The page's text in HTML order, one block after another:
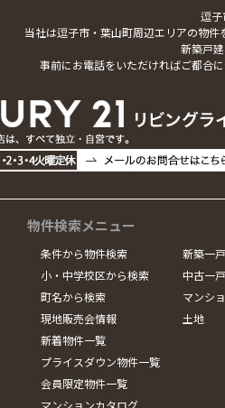
逗子
当社は逗子市・葉山町周辺エリアの物件
新築戸
事前にお電話をいただければご都合
物件検索メニュー
条件から物件検索
小・中学校区から検索
町名から検索
現地販売会情報
新着物件一覧
プライスダウン物件一覧
会員限定物件一覧
マンションカタログ
新築一
中古一
マンシ
土地